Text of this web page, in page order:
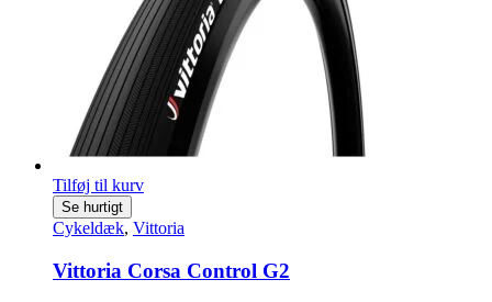
Tilføj til kurv
Se hurtigt
Cykeldæk, Vittoria
Vittoria Corsa Control G2